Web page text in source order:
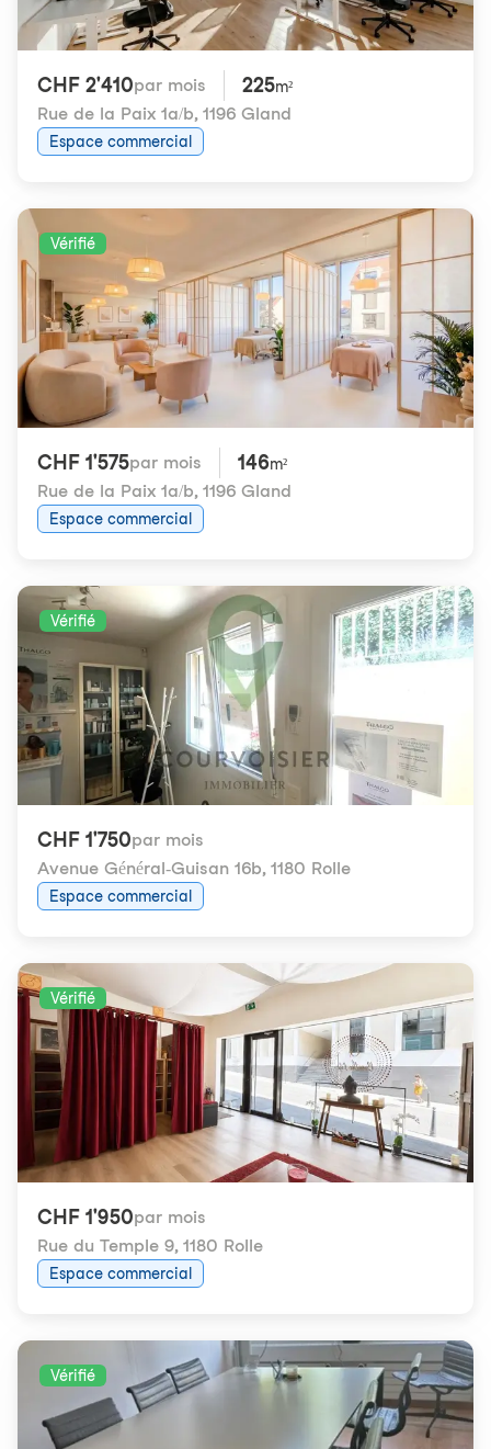
CHF 2'410par mois 225m²
Rue de la Paix 1a/b, 1196 Gland
Espace commercial
Vérifié
CHF 1'575par mois 146m²
Rue de la Paix 1a/b, 1196 Gland
Espace commercial
Vérifié
CHF 1'750par mois
Avenue Général-Guisan 16b, 1180 Rolle
Espace commercial
Vérifié
CHF 1'950par mois
Rue du Temple 9, 1180 Rolle
Espace commercial
Vérifié